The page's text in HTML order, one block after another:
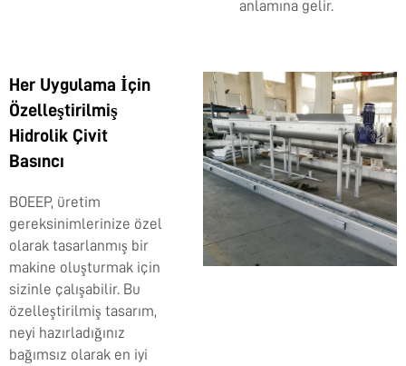
anlamına gelir.
Her Uygulama İçin
Özelleştirilmiş
Hidrolik Çivit
Basıncı
BOEEP, üretim
gereksinimlerinize özel
olarak tasarlanmış bir
makine oluşturmak için
sizinle çalışabilir. Bu
özelleştirilmiş tasarım,
neyi hazırladığınız
bağımsız olarak en iyi